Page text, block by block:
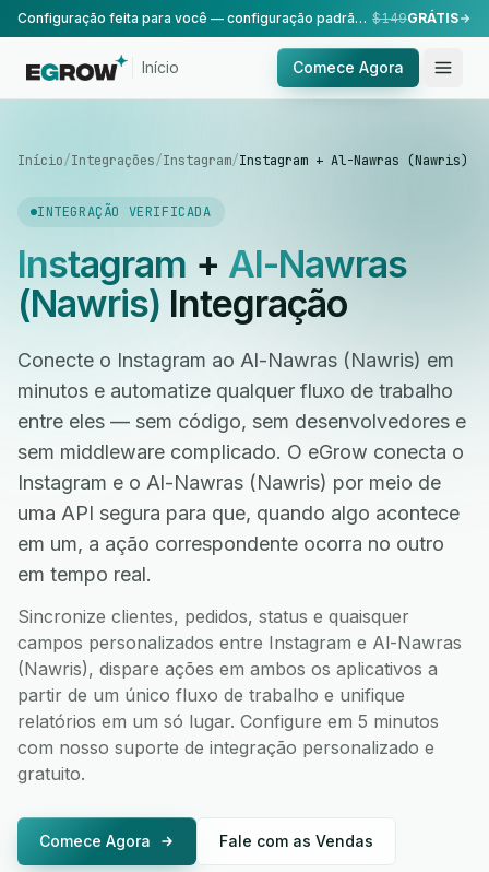
Configuração feita para você — configuração padrão, realizada pela nossa equipe. $149GRÁTIS
Início Comece Agora
Início/Integrações/Instagram/Instagram + Al-Nawras (Nawris)
INTEGRAÇÃO VERIFICADA
Instagram + Al-Nawras
(Nawris) Integração
Conecte o Instagram ao Al-Nawras (Nawris) em
minutos e automatize qualquer fluxo de trabalho
entre eles — sem código, sem desenvolvedores e
sem middleware complicado. O eGrow conecta o
Instagram e o Al-Nawras (Nawris) por meio de
uma API segura para que, quando algo acontece
em um, a ação correspondente ocorra no outro
em tempo real.
Sincronize clientes, pedidos, status e quaisquer
campos personalizados entre Instagram e Al-Nawras
(Nawris), dispare ações em ambos os aplicativos a
partir de um único fluxo de trabalho e unifique
relatórios em um só lugar. Configure em 5 minutos
com nosso suporte de integração personalizado e
gratuito.
Comece Agora Fale com as Vendas